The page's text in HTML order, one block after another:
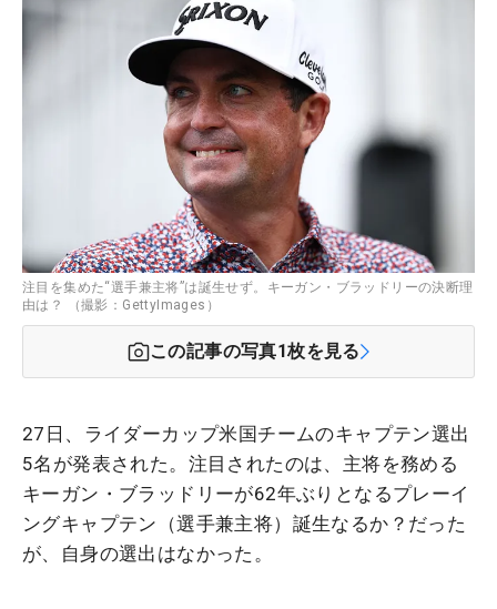
注目を集めた“選手兼主将”は誕生せず。キーガン・ブラッドリーの決断理
由は？ （撮影：GettyImages）
この記事の写真1枚を見る
27日、ライダーカップ米国チームのキャプテン選出
5名が発表された。注目されたのは、主将を務める
キーガン・ブラッドリーが62年ぶりとなるプレーイ
ングキャプテン（選手兼主将）誕生なるか？だった
が、自身の選出はなかった。